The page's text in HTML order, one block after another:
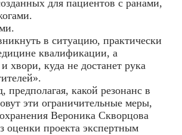
для пациентов с ранами,
в ситуацию, практически
квалификации, а
хвори, куда не достанет рука
предполагая, какой резонанс в
эти ограничительные меры,
Вероника Скворцова
оценки проекта экспертным